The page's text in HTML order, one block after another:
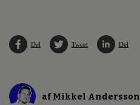
Del Tweet Del
af Mikkel Andersson